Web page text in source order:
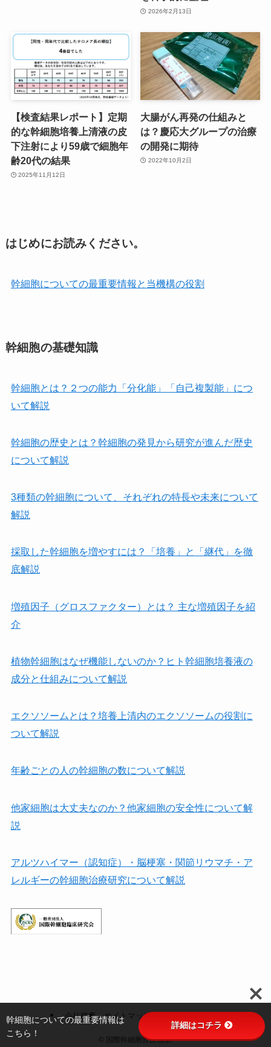
2026年2月13日
【検査結果レポート】定期
的な幹細胞培養上清液の皮
下注射により59歳で細胞年
齢20代の結果
2025年11月12日
大腸がん再発の仕組みと
は？慶応大グループの治療
の開発に期待
2022年10月2日
はじめにお読みください。
幹細胞についての最重要情報と当機構の役割
幹細胞の基礎知識
幹細胞とは？２つの能力「分化能」「自己複製能」につ
いて解説
幹細胞の歴史とは？幹細胞の発見から研究が進んだ歴史
について解説
3種類の幹細胞について、それぞれの特長や未来について
解説
採取した幹細胞を増やすには？「培養」と「継代」を徹
底解説
増殖因子（グロスファクター）とは？ 主な増殖因子を紹
介
植物幹細胞はなぜ機能しないのか？ヒト幹細胞培養液の
成分と仕組みについて解説
エクソソームとは？培養上清内のエクソソームの役割に
ついて解説
年齢ごとの人の幹細胞の数について解説
他家細胞は⼤丈夫なのか？他家細胞の安全性について解
説
アルツハイマー（認知症）・脳梗塞・関節リウマチ・ア
レルギーの幹細胞治療研究について解説
会社概要 サイトマップ
国際幹細胞普及機構.
幹細胞についての最重要情報は
こちら！
詳細はコチラ